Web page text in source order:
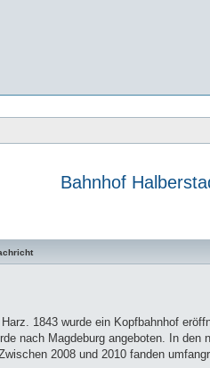
Bahnhof
1843 wurde ein Kopfbahnhof
nach Magdeburg angeboten. In den
2008 und 2010 fanden